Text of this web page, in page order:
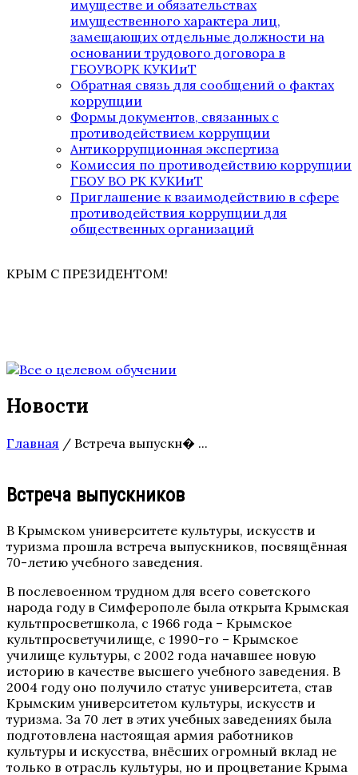
имуществе и обязательствах
имущественного характера лиц,
замещающих отдельные должности на
основании трудового договора в
ГБОУВОРК КУКИиТ
Обратная связь для сообщений о фактах
коррупции
Формы документов, связанных с
противодействием коррупции
Антикоррупционная экспертиза
Комиссия по противодействию коррупции
ГБОУ ВО РК КУКИиТ
Приглашение к взаимодействию в сфере
противодействия коррупции для
общественных организаций
КРЫМ С ПРЕЗИДЕНТОМ!
Новости
Главная / Встреча выпускн� ...
Встреча выпускников
В Крымском университете культуры, искусств и
туризма прошла встреча выпускников, посвящённая
70-летию учебного заведения.
В послевоенном трудном для всего советского
народа году в Симферополе была открыта Крымская
культпросветшкола, с 1966 года – Крымское
культпросветучилище, с 1990-го – Крымское
училище культуры, с 2002 года начавшее новую
историю в качестве высшего учебного заведения. В
2004 году оно получило статус университета, став
Крымским университетом культуры, искусств и
туризма. За 70 лет в этих учебных заведениях была
подготовлена настоящая армия работников
культуры и искусства, внёсших огромный вклад не
только в отрасль культуры, но и процветание Крыма